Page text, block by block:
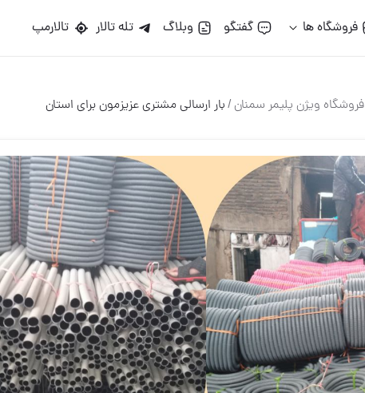
فروشگاه ها گفتگو وبلاگ تله تالار تالارمپ
فروشگاه ویژن پلیمر سمنان /بار ارسالی مشتری عزیزمون برای استان